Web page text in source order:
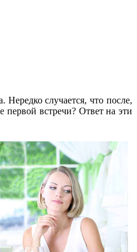
случается, что после,
первой встречи? Ответ на эти